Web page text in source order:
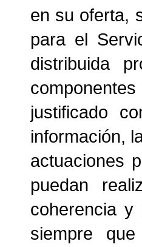
en su oferta,
para el
distribuida
justificado
información,
actuaciones
puedan
coherencia y
siempre